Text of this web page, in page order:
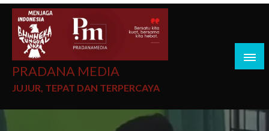
PRADANA MEDIA
JUJUR, TEPAT DAN TERPERCAYA